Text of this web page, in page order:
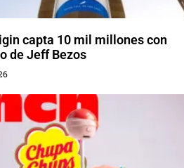
capta 10 mil millones con
de Jeff Bezos